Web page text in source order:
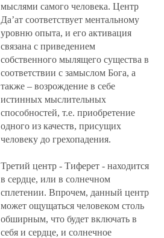
мыслями самого человека. Центр
Да’ат соответствует ментальному
уровню опыта, и его активация
связана с приведением
собственного мылящего существа в
соответствии с замыслом Бога, а
также – возрождение в себе
истинных мыслительных
способностей, т.е. приобретение
одного из качеств, присущих
человеку до грехопадения.
Третий центр - Тиферет - находится
в сердце, или в солнечном
сплетении. Впрочем, данный центр
может ощущаться человеком столь
обширным, что будет включать в
себя и сердце, и солнечное